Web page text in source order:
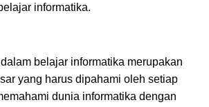
informatika.
belajar informatika merupakan
yang harus dipahami oleh setiap
dunia informatika dengan